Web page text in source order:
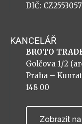
DIČ:
KANCELÁŘ
BROTO
Golčova 1/2
Praha –
148 00
Zobrazit